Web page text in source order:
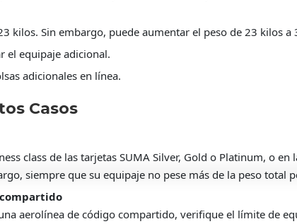
kilos. Sin embargo, puede aumentar el peso de 23 kilos
el equipaje adicional.
adicionales en línea.
Casos
class de las tarjetas SUMA Silver, Gold o Platinum, o
siempre que su equipaje no pese más de la peso total
aerolínea de código compartido, verifique el límite de